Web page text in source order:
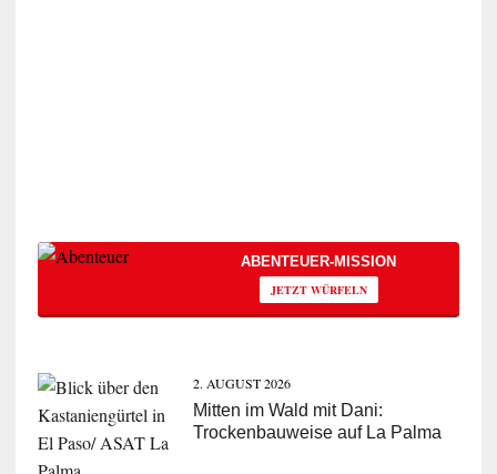
ABENTEUER-MISSION
JETZT WÜRFELN
2. AUGUST 2026
Mitten im Wald mit Dani:
Trockenbauweise auf La Palma